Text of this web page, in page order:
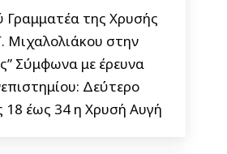
Γραμματέα της Χρυσής
Μιχαλολιάκου στην
Σύμφωνα με έρευνα
Δεύτερο
18 έως 34 η Χρυσή Αυγή